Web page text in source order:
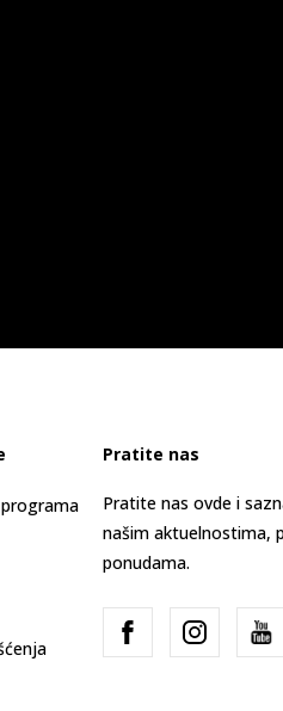
Pratite nas
Pratite nas ovde i
našim aktuelnostima,
ponudama.